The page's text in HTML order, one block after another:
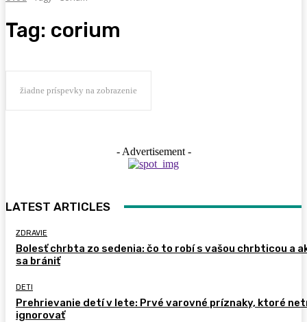
Tag: corium
žiadne príspevky na zobrazenie
- Advertisement -
LATEST ARTICLES
ZDRAVIE
Bolesť chrbta zo sedenia: čo to robí s vašou chrbticou a
sa brániť
DETI
Prehrievanie detí v lete: Prvé varovné príznaky, ktoré
ignorovať